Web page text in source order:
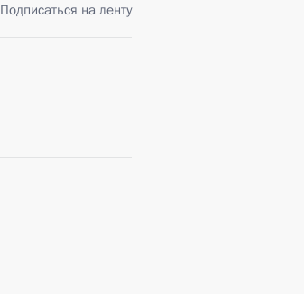
Подписаться на ленту